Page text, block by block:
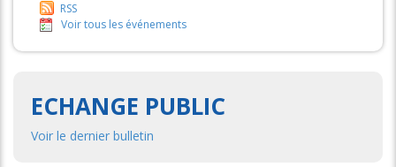
RSS
Voir tous les événements
ECHANGE PUBLIC
Voir le dernier bulletin